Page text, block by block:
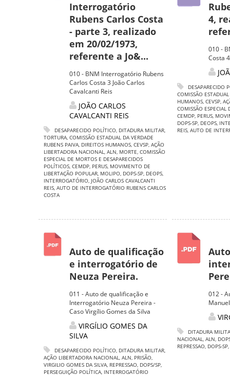
Interrogatório
Rubens Carlos Costa
- parte 3, realizado
em 20/02/1973,
referente a Jo&...
010 - BNM Interrogatório Rubens
Carlos Costa 3 João Carlos
Cavalcanti Reis
JOÃO CARLOS
CAVALCANTI REIS
DESAPARECIDO POLÍTICO, DITADURA MILITAR,
TORTURA, COMISSÃO ESTADUAL DA VERDADE
RUBENS PAIVA, DIREITOS HUMANOS, CEVSP, AÇÃO
LIBERTADORA NACIONAL, ALN, MORTE, COMISSÃO
ESPECIAL DE MORTOS E DESAPARECIDOS
POLÍTICOS, CEMDP, PERUS, MOVIMENTO DE
LIBERTAÇÃO POPULAR, MOLIPO, DOPS-SP, DEOPS,
INTERROGATÓRIO, JOÃO CARLOS CAVALCANTI
REIS, AUTO DE INTERROGATÓRIO RUBENS CARLOS
COSTA
4,
010 -
Costa
DESAPARECIDO
COMISSÃO
HUMANOS, CEVSP,
COMISSÃO ESPECIAL
CEMDP, PERUS,
DOPS-SP, DEOPS,
REIS, AUTO DE
Auto de qualificação
e interrogatório de
Neuza Pereira.
011 - Auto de qualificação e
Interrogatório Neuza Pereira -
Caso Virgílio Gomes da Silva
VIRGÍLIO GOMES DA
SILVA
DESAPARECIDO POLÍTICO, DITADURA MILITAR,
AÇÃO LIBERTADORA NACIONAL, ALN, PRISÃO,
VIRGILIO GOMES DA SILVA, REPRESSAO, DOPS/SP,
PERSEGUIÇÃO POLÍTICA, INTERROGATÓRIO
012 -
DITADURA
NACIONAL, ALN,
REPRESSAO, DOPS-SP,